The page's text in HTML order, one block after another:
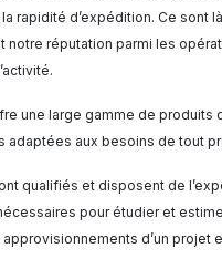
rapidité d’expédition. Ce sont
notre réputation parmi les
une large gamme de produits
adaptées aux besoins de tout
qualifiés et disposent de
pour étudier et
d’un projet